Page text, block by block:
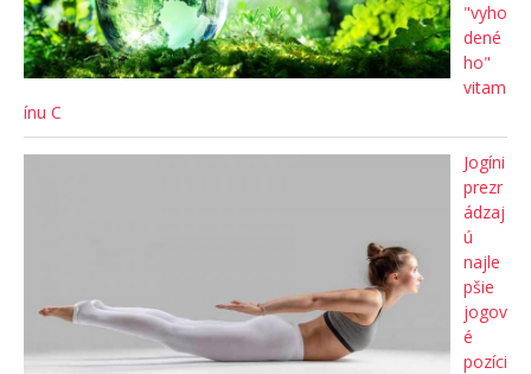
"vyho
dené
ho"
vitam
ínu C
Jogíni
prezr
ádzaj
ú
najle
pšie
jogov
é
pozíci